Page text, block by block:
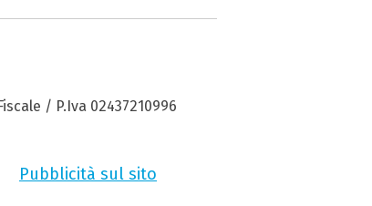
/ P.Iva 02437210996
Pubblicità sul sito